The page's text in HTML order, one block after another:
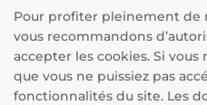
Pour profiter pleinement de
vous recommandons
accepter les cookies. Si vous
que vous ne puissiez pas
fonctionnalités du site. Les